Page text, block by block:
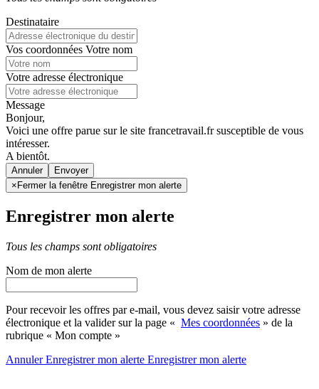
Destinataire
Vos coordonnées Votre nom
Votre adresse électronique
Message
Bonjour,
Voici une offre parue sur le site francetravail.fr susceptible de vous
intéresser.
A bientôt.
Annuler
× Fermer la fenêtre Enregistrer mon alerte
Enregistrer mon alerte
Tous les champs sont obligatoires
Nom de mon alerte
Pour recevoir les offres par e-mail, vous devez saisir votre adresse
électronique et la valider sur la page « Mes coordonnées » de la
rubrique « Mon compte »
AnnulerEnregistrer mon alerte Enregistrermon alerte